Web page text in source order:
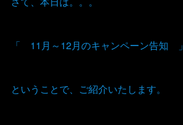
「 11月～12月のキャンペーン告知 」
ということで、ご紹介いたします。